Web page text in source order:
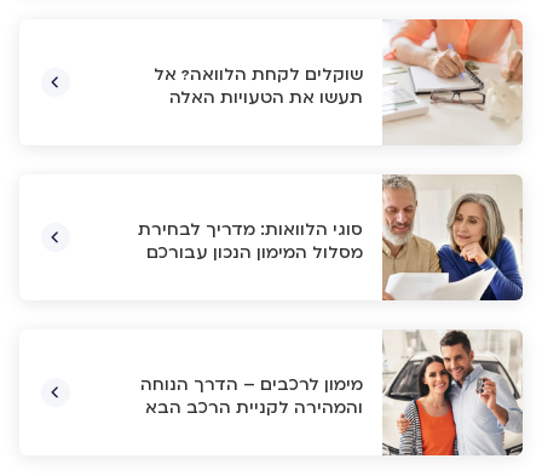
שוקלים לקחת הלוואה? אל
תעשו את הטעויות האלה
סוגי הלוואות: מדריך לבחירת
מסלול המימון הנכון עבורכם
מימון לרכבים – הדרך הנוחה
והמהירה לקניית הרכב הבא